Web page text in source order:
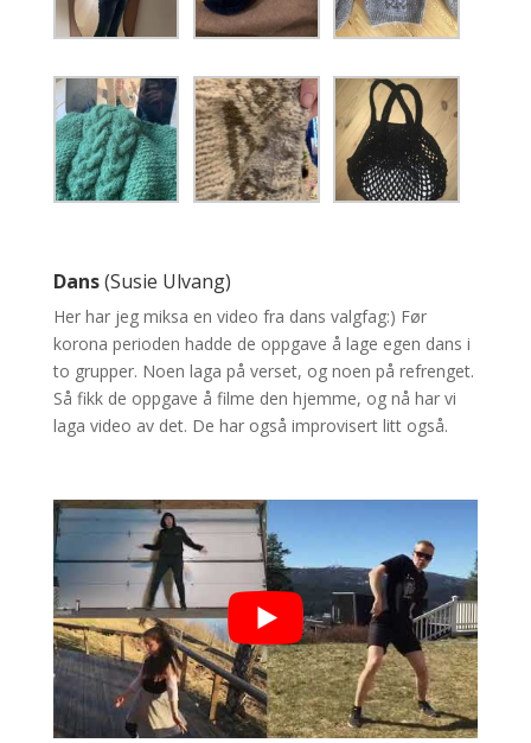
Dans(Susie Ulvang)
Her har jeg miksa en video fra dans valgfag:) Før
korona perioden hadde de oppgave å lage egen dans i
to grupper. Noen laga på verset, og noen på refrenget.
Så fikk de oppgave å filme den hjemme, og nå har vi
laga video av det. De har også improvisert litt også.